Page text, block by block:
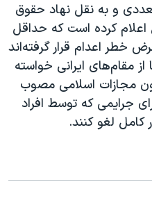
و به نقل نهاد حقوق
کرده است که حداقل
خطر اعدام قرار گرفته‌اند
از مقام‌های ایرانی خواسته
با اصلاح ماده ۹۱ قانون مجازات اسلامی مصوب
را برای جرایمی که توسط افراد